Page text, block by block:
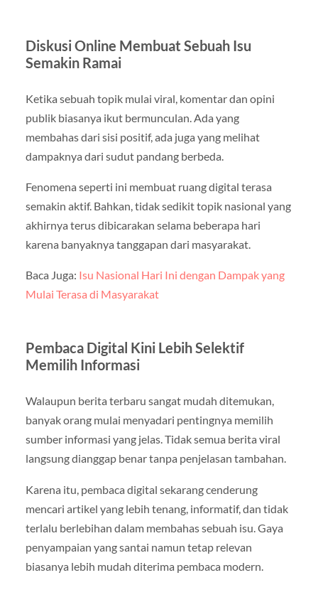
Diskusi Online Membuat Sebuah Isu
Semakin Ramai
Ketika sebuah topik mulai viral, komentar dan opini
publik biasanya ikut bermunculan. Ada yang
membahas dari sisi positif, ada juga yang melihat
dampaknya dari sudut pandang berbeda.
Fenomena seperti ini membuat ruang digital terasa
semakin aktif. Bahkan, tidak sedikit topik nasional yang
akhirnya terus dibicarakan selama beberapa hari
karena banyaknya tanggapan dari masyarakat.
Baca Juga: Isu Nasional Hari Ini dengan Dampak yang
Mulai Terasa di Masyarakat
Pembaca Digital Kini Lebih Selektif
Memilih Informasi
Walaupun berita terbaru sangat mudah ditemukan,
banyak orang mulai menyadari pentingnya memilih
sumber informasi yang jelas. Tidak semua berita viral
langsung dianggap benar tanpa penjelasan tambahan.
Karena itu, pembaca digital sekarang cenderung
mencari artikel yang lebih tenang, informatif, dan tidak
terlalu berlebihan dalam membahas sebuah isu. Gaya
penyampaian yang santai namun tetap relevan
biasanya lebih mudah diterima pembaca modern.